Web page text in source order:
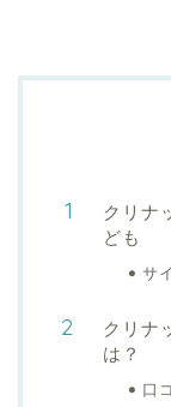
クリナ
ども
サ
クリナ
は？
口